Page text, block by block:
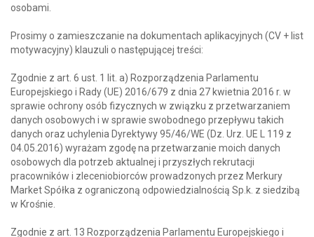
osobami.
Prosimy o zamieszczanie na dokumentach aplikacyjnych (CV + list
motywacyjny) klauzuli o następującej treści:
Zgodnie z art. 6 ust. 1 lit. a) Rozporządzenia Parlamentu
Europejskiego i Rady (UE) 2016/679 z dnia 27 kwietnia 2016 r. w
sprawie ochrony osób fizycznych w związku z przetwarzaniem
danych osobowych i w sprawie swobodnego przepływu takich
danych oraz uchylenia Dyrektywy 95/46/WE (Dz. Urz. UE L 119 z
04.05.2016) wyrażam zgodę na przetwarzanie moich danych
osobowych dla potrzeb aktualnej i przyszłych rekrutacji
pracowników i zleceniobiorców prowadzonych przez Merkury
Market Spółka z ograniczoną odpowiedzialnością Sp.k. z siedzibą
w Krośnie.
Zgodnie z art. 13 Rozporządzenia Parlamentu Europejskiego i